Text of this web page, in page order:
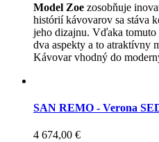
Model Zoe zosobňuje
histórií kávovarov sa stáva
jeho dizajnu. Vďaka
dva aspekty a to atraktívny
Kávovar vhodný do
SAN REMO - Verona
4 674,00 €